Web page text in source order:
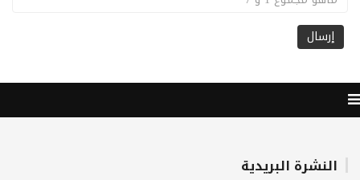
النشرة البريدية